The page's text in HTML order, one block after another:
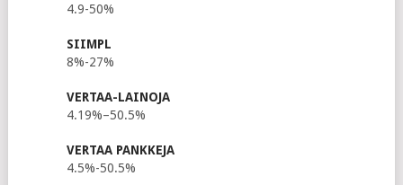
4.9-50%
SIIMPL
8%-27%
VERTAA-LAINOJA
4.19%–50.5%
VERTAA PANKKEJA
4.5%-50.5%